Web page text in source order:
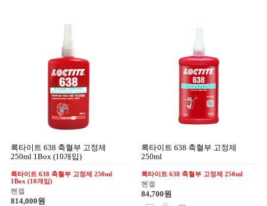
록타이트 638 축혈부 고정제
250ml 1Box (10개입)
록타이트 638 축혈부 고정제 250ml
1Box (10개입)
헨켈
814,000원
록타이트 638 축혈부 고정제
250ml
록타이트 638 축혈부 고정제 250ml
헨켈
84,700원